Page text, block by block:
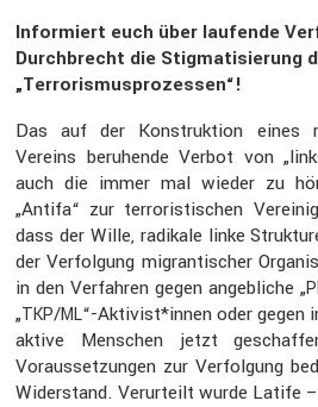
Infor­miert euch über laufende
Durch­brecht die Stigma­ti­sie­rung
„Terro­ris­mus­pro­zessen“!
Das auf der Konstruk­tion eines
Vereins beruhende Verbot von
auch die immer mal wieder zu
„Antifa“ zur terro­ris­ti­schen
dass der Wille, radikale linke
der Verfol­gung migran­ti­scher
in den Verfahren gegen angeb­liche „
„TKP/ML“-Aktivist*innen oder gegen
aktive Menschen jetzt
Voraus­set­zungen zur Verfol­gung
Wider­stand. Verur­teilt wurde Latife